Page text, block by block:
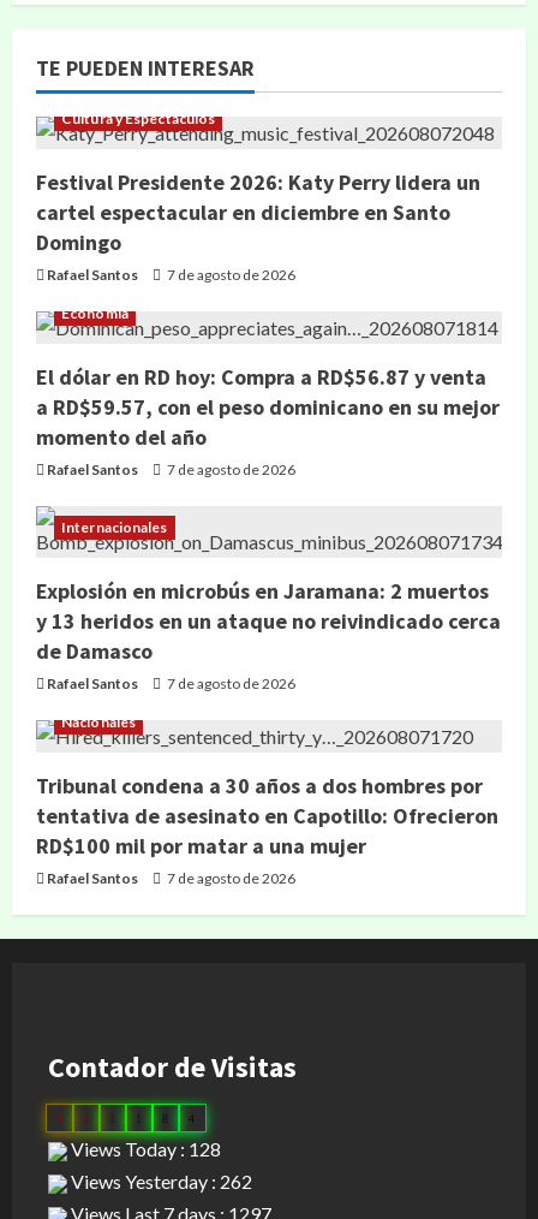
TE PUEDEN INTERESAR
Cultura y Espectáculos
Festival Presidente 2026: Katy Perry lidera un
cartel espectacular en diciembre en Santo
Domingo
Rafael Santos 7 de agosto de 2026
Economía
El dólar en RD hoy: Compra a RD$56.87 y venta
a RD$59.57, con el peso dominicano en su mejor
momento del año
Rafael Santos 7 de agosto de 2026
Internacionales
Explosión en microbús en Jaramana: 2 muertos
y 13 heridos en un ataque no reivindicado cerca
de Damasco
Rafael Santos 7 de agosto de 2026
Nacionales
Tribunal condena a 30 años a dos hombres por
tentativa de asesinato en Capotillo: Ofrecieron
RD$100 mil por matar a una mujer
Rafael Santos 7 de agosto de 2026
Contador de Visitas
0 3 1 1 4
Views Today : 128
Views Yesterday : 262
Views Last 7 days : 1297